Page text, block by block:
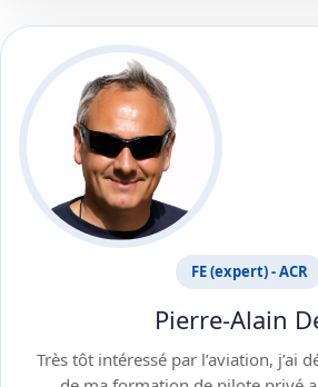
FE (expert) - ACR
Pierre-Alain
Très tôt intéressé par l’aviation, j’ai